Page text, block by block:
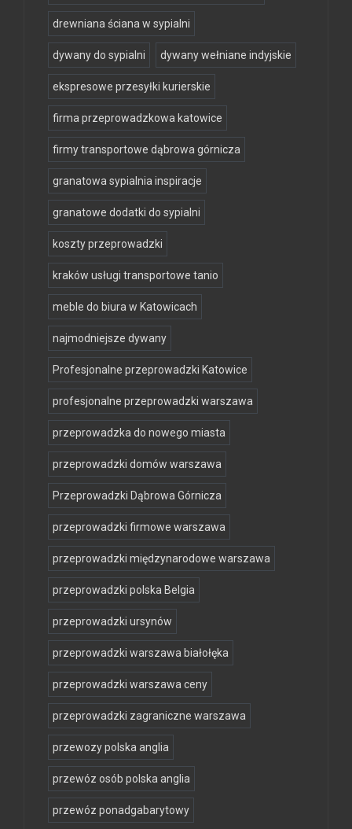
drewniana ściana w sypialni
dywany do sypialni dywany wełniane indyjskie
ekspresowe przesyłki kurierskie
firma przeprowadzkowa katowice
firmy transportowe dąbrowa górnicza
granatowa sypialnia inspiracje
granatowe dodatki do sypialni
koszty przeprowadzki
kraków usługi transportowe tanio
meble do biura w Katowicach
najmodniejsze dywany
Profesjonalne przeprowadzki Katowice
profesjonalne przeprowadzki warszawa
przeprowadzka do nowego miasta
przeprowadzki domów warszawa
Przeprowadzki Dąbrowa Górnicza
przeprowadzki firmowe warszawa
przeprowadzki międzynarodowe warszawa
przeprowadzki polska Belgia
przeprowadzki ursynów
przeprowadzki warszawa białołęka
przeprowadzki warszawa ceny
przeprowadzki zagraniczne warszawa
przewozy polska anglia
przewóz osób polska anglia
przewóz ponadgabarytowy